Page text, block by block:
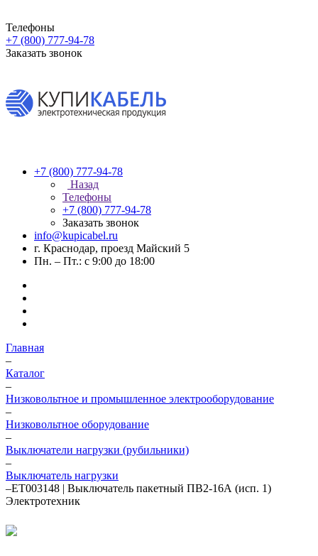
Телефоны
+7 (800) 777-94-78
Заказать звонок
+7 (800) 777-94-78
Назад
Телефоны
+7 (800) 777-94-78
Заказать звонок
info@kupicabel.ru
г. Краснодар, проезд Майский 5
Пн. – Пт.: с 9:00 до 18:00
Главная
–
Каталог
–
Низковольтное и промышленное электрооборудование
–
Низковольтное оборудование
–
Выключатели нагрузки (рубильники)
–
Выключатель нагрузки
–ET003148 | Выключатель пакетный ПВ2-16А (исп. 1)
Электротехник